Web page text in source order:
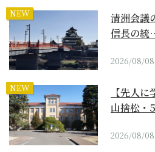
NEW
清洲会議
信長の統
2026/08/08
NEW
【先人
山捨松
2026/08/08